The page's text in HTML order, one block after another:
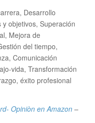
Desarrollo
objetivos, Superación
Mejora de
del tiempo,
Comunicación
vida, Transformación
éxito profesional
Opiniòn en Amazon –